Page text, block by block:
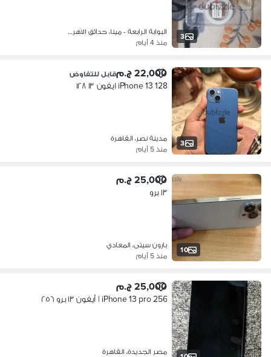
3
البوابة الرابعة - مينا، حدائق الاهر…
منذ 4 أيام
3
22,000 ج.م قابل للتفاوض
iPhone 13 128 ايفون ١٣ ١٢٨
مدينة نصر، القاهرة
منذ 5 أيام
10
25,000 ج.م
١٣ برو
بارون سيتى، المعادي
منذ 5 أيام
25,000 ج.م
iPhone 13 pro 256 | أيفون ١٣ برو ٢٥٦
مصر الجديدة، القاهرة